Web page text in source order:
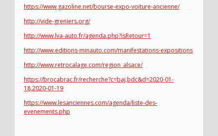
https://www.gazoline.net/bourse-expo-voiture-ancienne/
http://vide-greniers.org/
http://www.lva-auto.fr/agenda.php?isRetour=1
http://www.editions-minauto.com/manifestations-expositions
http://www.retrocalage.com/region_alsace/
https://brocabrac.fr/recherche?c=baj,bdc&d=2020-01-
18,2020-01-19
https://www.lesanciennes.com/agenda/liste-des-
evenements.php